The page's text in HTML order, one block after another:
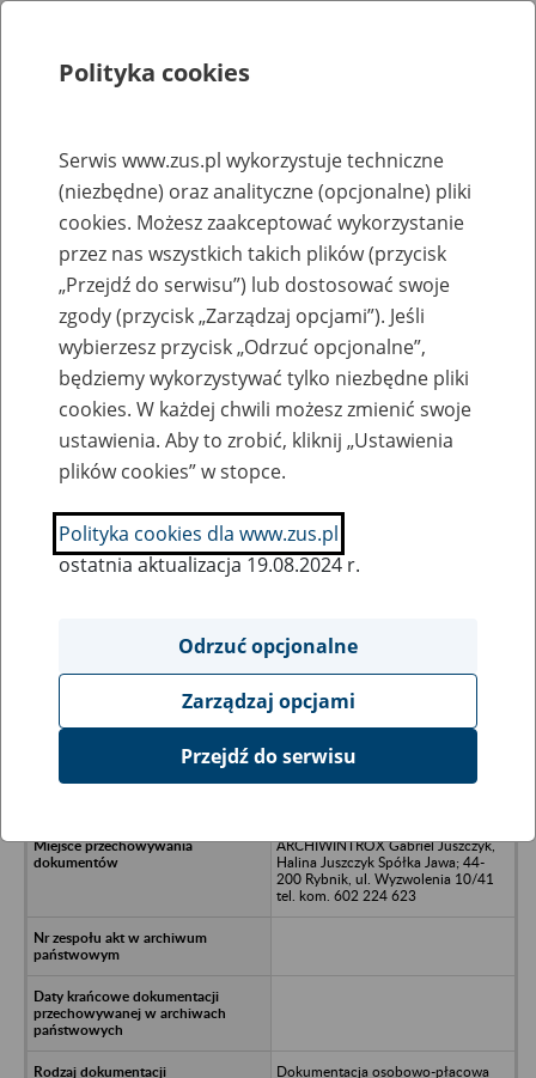
Rejestry, ewidencje i archiwa
Baza zlikwidowanych lub
przekształconych zakładów pracy
Nazwa zakładu pracy:
SZUKAJ
Ukryj wszystkie pozycje bazy
DJMW Technik Spółka z o.o. -
ARCHIWINTROX Gabriel Juszczyk,
Halina Juszczyk Spółka Jawa; 44-
200 Rybnik, ul. Wyzwolenia 10/41
tel. kom. 602 224 623
Dokumentacja osobowo-płacowa
Polityka cookies
Serwis www.zus.pl wykorzystuje techniczne
(niezbędne) oraz analityczne (opcjonalne) pliki
cookies. Możesz zaakceptować wykorzystanie
przez nas wszystkich takich plików (przycisk
„Przejdź do serwisu”) lub dostosować swoje
zgody (przycisk „Zarządzaj opcjami”). Jeśli
wybierzesz przycisk „Odrzuć opcjonalne”,
będziemy wykorzystywać tylko niezbędne pliki
cookies. W każdej chwili możesz zmienić swoje
ustawienia. Aby to zrobić, kliknij „Ustawienia
plików cookies” w stopce.
Polityka cookies dla www.zus.pl
ostatnia aktualizacja 19.08.2024 r.
Odrzuć opcjonalne
Zarządzaj opcjami
Przejdź do serwisu